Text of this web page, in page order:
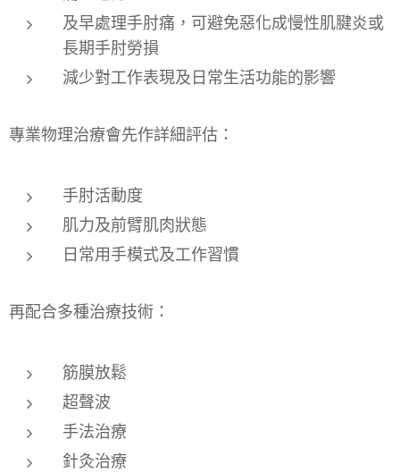
及早處理手肘痛，可避免惡化成慢性肌腱炎或
長期手肘勞損
減少對工作表現及日常生活功能的影響
專業物理治療會先作詳細評估：
手肘活動度
肌力及前臂肌肉狀態
日常用手模式及工作習慣
再配合多種治療技術：
筋膜放鬆
超聲波
手法治療
針灸治療